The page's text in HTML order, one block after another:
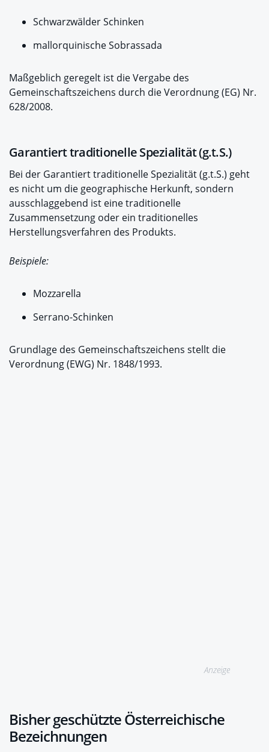
Schwarzwälder Schinken
mallorquinische Sobrassada
Maßgeblich geregelt ist die Vergabe des
Gemeinschaftszeichens durch die Verordnung (EG) Nr.
628/2008.
Garantiert traditionelle Spezialität (g.t.S.)
Bei der Garantiert traditionelle Spezialität (g.t.S.) geht
es nicht um die geographische Herkunft, sondern
ausschlaggebend ist eine traditionelle
Zusammensetzung oder ein traditionelles
Herstellungsverfahren des Produkts.
Beispiele:
Mozzarella
Serrano-Schinken
Grundlage des Gemeinschaftszeichens stellt die
Verordnung (EWG) Nr. 1848/1993.
Anzeige
Bisher geschützte Österreichische
Bezeichnungen